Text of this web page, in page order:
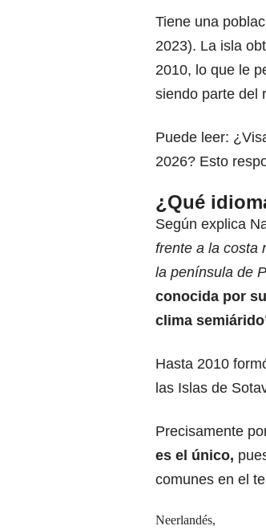
Tiene una
2023). La isla
2010, lo que le
siendo parte del
Puede leer:
2026? Esto
¿Qué
Según explica
frente a la costa
la península de
conocida por
clima
Hasta 2010
las Islas de
Precisamente
es el único,
comunes en el
Neerlandés,